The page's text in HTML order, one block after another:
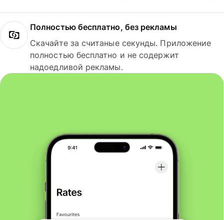
Полностью бесплатно, без рекламы
Скачайте за считаные секунды. Приложение
полностью бесплатно и не содержит
надоедливой рекламы.